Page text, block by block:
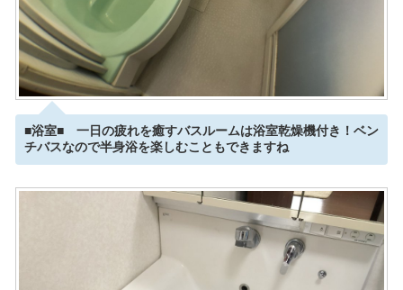
■浴室■ 一日の疲れを癒すバスルームは浴室乾燥機付き！ベン
チバスなので半身浴を楽しむこともできますね